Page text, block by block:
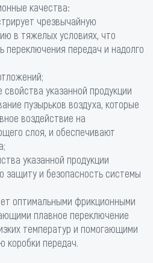
качества:
чрезвычайную
в тяжелых условиях, что
переключения передач и надолго
указанной продукции
пузырьков воздуха, которые
воздействие на
слоя, и обеспечивают
указанной продукции
защиту и безопасность системы
оптимальными фрикционными
плавное переключение
температур и помогающими
коробки передач.